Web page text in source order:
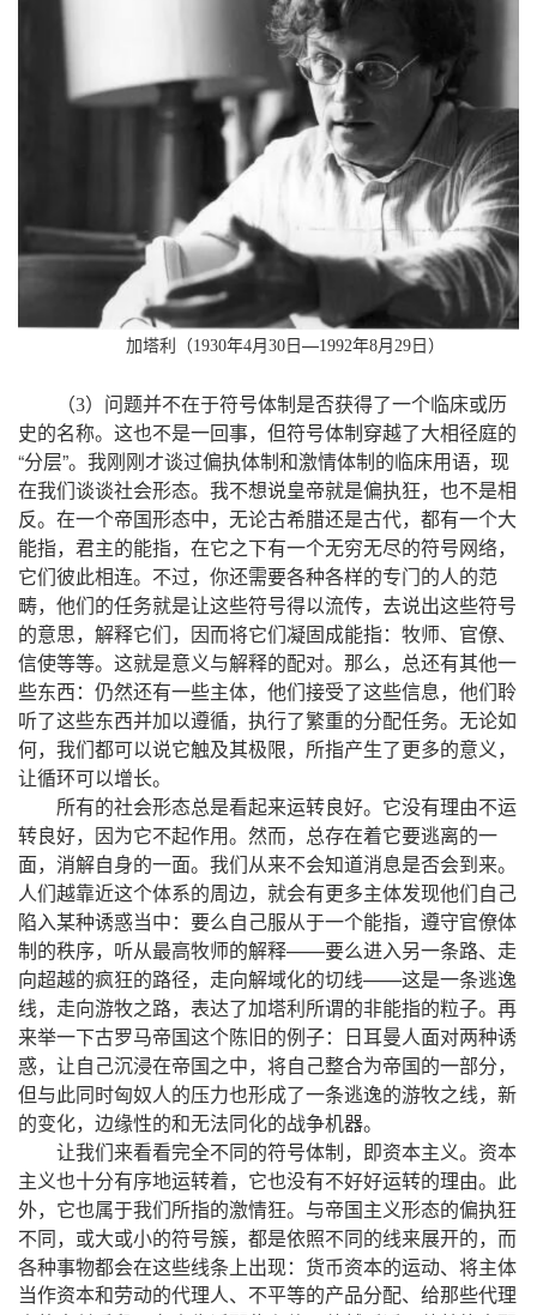
加塔利（1930年4月 30 日 —1992年8月 29 日）
（3）问题并不在于符号体制是否获得了一个临床或历
史的名称。 这也不是一回事， 但符号体制穿越了大相径庭的
“分层”。 我刚刚才谈过偏执体制和激情体制的临床用语， 现
在我们谈谈社会形态。 我不想说皇帝就是偏执狂， 也不是相
反。 在一个帝国形态中， 无论古希腊还是古代， 都有一个大
能指， 君主的能指， 在它之下有一个无穷无尽的符号网络，
它们彼此相连。 不过， 你还需要各种各样的专门的人的范
畴， 他们的任务就是让这些符号得以流传， 去说出这些符号
的意思， 解释它们 ， 因而将它们凝固成能指：
牧师、官僚、
信使等等。 这就是意义与解释的配对。 那么 ，
总还有其他一
些东西 ： 仍然还有一些主体， 他们接受了这些信息， 他们聆
听了这些东西并加以遵循， 执行了繁重的分配任务。 无论如
何， 我们都可以说它触及其极限， 所指产生了更多的意义 ，
让循环可以增长。
所有的社会形态总是看起来运转良好。
它没有理由不运
转良好， 因为它不起作用。 然而，
总存在着它要逃离的一
面， 消解自身的一面。 我们从来不会知道消息是否会到来。
人们越靠近这个体系的周边， 就会有更多主体发现他们自己
陷入某种诱惑当中 ： 要么自己服从于一个能指， 遵守官僚体
制的秩序， 听从最高牧师的解释——要么进入另一条路、走
向超越的疯狂的路径， 走向解域化的切线——这是一条逃逸
线， 走向游牧之路， 表达了加塔利所谓的非能指的粒子。 再
来举一下古罗马帝国这个陈旧的例子：
日耳曼人面对两种诱
惑， 让自己沉浸在帝国之中， 将自己整合为帝国的一部分，
但与此同时匈奴人的压力也形成了一条逃逸的游牧之线， 新
的变化， 边缘性的和无法同化的战争机器。
让我们来看看完全不同的符号体制 ， 即资本主义。
资本
主义也十分有序地运转着， 它也没有不好好运转的理由。
此
外， 它也属于我们所指的激情狂。
与帝国主义形态的偏执狂
不同 ， 或大或小的符号簇， 都是依照不同的线来展开的，
而
各种事物都会在这些线条上出现：
货币资本的运动、将主体
当作资本和劳动的代理人、不平等的产品分配、给那些代理